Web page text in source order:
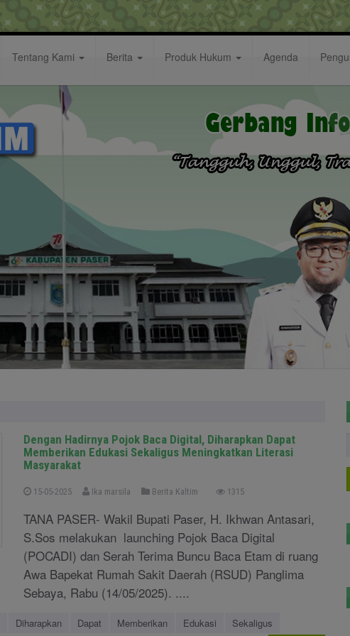
Tentang Kami Berita Produk Hukum Agenda
Dengan Hadirnya Pojok Baca Digital, Diharapkan Dapat
Memberikan Edukasi Sekaligus Meningkatkan Literasi
Masyarakat
15-05-2025 Ika marsila Berita Kaltim 1315
TANA PASER- Wakil Bupati Paser, H. Ikhwan Antasari,
S.Sos melakukan launching Pojok Baca Digital
(POCADI) dan Serah Terima Buncu Baca Etam di ruang
Awa Bapekat Rumah Sakit Daerah (RSUD) Panglima
Sebaya, Rabu (14/05/2025). ....
Diharapkan Dapat Memberikan Edukasi
Sekaligus